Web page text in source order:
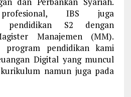
IBS juga
pendidikan S2 dengan
Manajemen (MM).
program pendidikan kami
Digital yang muncul
namun juga pada